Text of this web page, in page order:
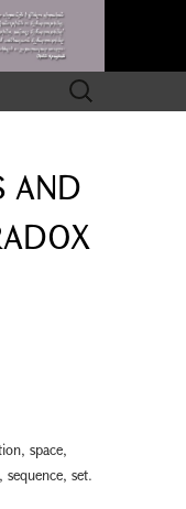
Search
for:
AND
space,
set.